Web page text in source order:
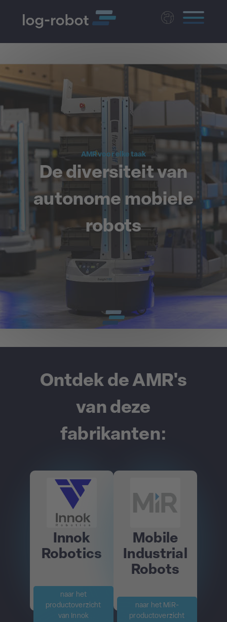
Czech
AMR voor elke taak
De diversiteit van
autonome mobiele
robots
Ontdek de AMR's
van deze
fabrikanten:
Innok
Robotics
naar het
productoverzicht
van Innok
Mobile
Industrial
Robots
naar het MiR-
productoverzicht